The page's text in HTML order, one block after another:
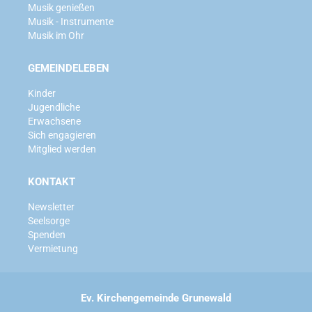
Musik genießen
Musik - Instrumente
Musik im Ohr
GEMEINDELEBEN
Kinder
Jugendliche
Erwachsene
Sich engagieren
Mitglied werden
KONTAKT
Newsletter
Seelsorge
Spenden
Vermietung
Ev. Kirchengemeinde Grunewald